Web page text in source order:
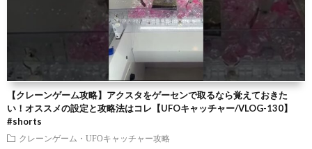
【クレーンゲーム攻略】アクスタをゲーセンで取るなら覚えておきた
い！オススメの設定と攻略法はコレ【UFOキャッチャー/VLOG-130】
#shorts
クレーンゲーム・UFOキャッチャー攻略